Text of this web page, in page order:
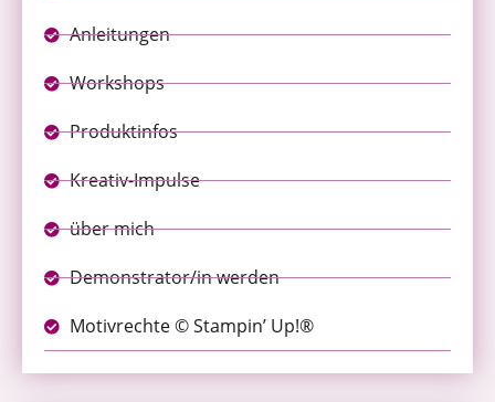
Anleitungen
Workshops
Produktinfos
Kreativ-Impulse
über mich
Demonstrator/in werden
Motivrechte © Stampin’ Up!®